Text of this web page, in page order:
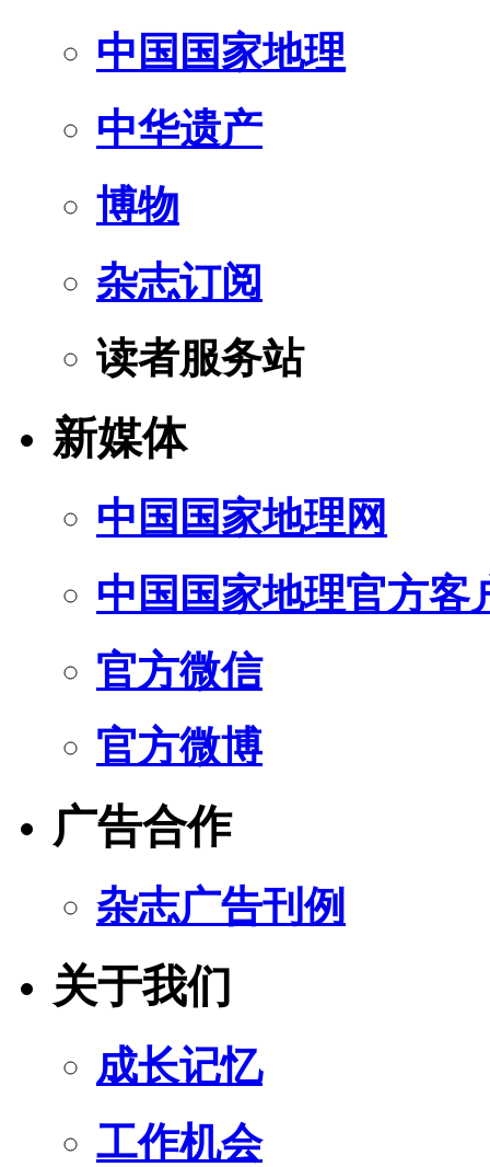
中国国家地理
中华遗产
博物
杂志订阅
读者服务站
新媒体
中国国家地理网
中国国家地理官方客
官方微信
官方微博
广告合作
杂志广告刊例
关于我们
成长记忆
工作机会